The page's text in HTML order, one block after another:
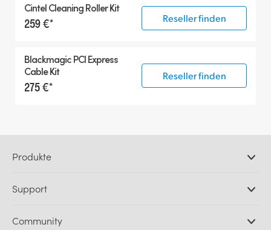
Cintel Cleaning Roller Kit
259 €* Reseller finden
Blackmagic PCI Express
Cable Kit
275 €*
Reseller finden
Produkte
DaVinci Resolve und Fusion Software
Ultimatte
Support
Support-Center
Community